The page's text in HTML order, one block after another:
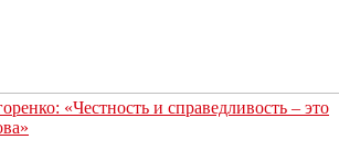
«Честность и справедливость – это